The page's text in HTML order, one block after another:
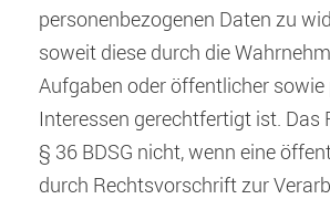
personenbezogenen Daten zu
soweit diese durch die
Aufgaben oder öffentlicher
Interessen gerechtfertigt ist. Das
§ 36 BDSG nicht, wenn eine
durch Rechtsvorschrift zur